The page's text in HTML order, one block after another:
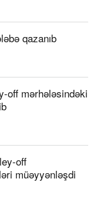
qazanıb
off mərhələsindəki
off
müəyyənləşdi